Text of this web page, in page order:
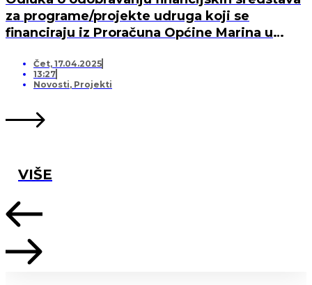
za programe/projekte udruga koji se
financiraju iz Proračuna Općine Marina u
Čet, 17.04.2025
13:27
Novosti, Projekti
VIŠE